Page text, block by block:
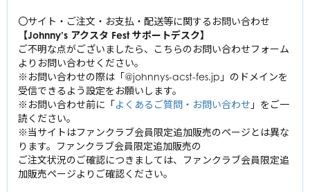
安田章大
大倉忠義
知念侑李
中島裕翔
有岡大貴
髙木雄也
伊野尾慧
薮宏太
Kis-My-Ft2
北山宏光
千賀健永
宮田俊哉
横尾渉
藤ヶ谷太輔
玉森裕太
二階堂高嗣
SexyZone
佐藤勝利
中島健人
菊池風磨
松島聡
A.B.C-Z
橋本良亮
戸塚祥太
河合郁人
五関晃一
塚田僚一
ジャニーズWEST
重岡大毅
桐山照史
中間淳太
神山智洋
King ＆ Prince
平野紫耀
永瀬廉
SixTONES
中山優馬
風間俊介
屋良朝幸
岡本圭人
ふぉ～ゆ～
福田悠太
〇サイト・ご注文・お支払・配送等に関するお問い合わせ
【Johnny’s アクスタ Fest サポートデスク】
ご不明な点がございましたら、こちらのお問い合わせフォーム
よりお問い合わせください。
※お問い合わせの際は「@johnnys-acst-fes.jp」のドメインを
受信できるよう設定をお願いします。
※お問い合わせ前に「よくあるご質問・お問い合わせ 」をご一
読ください。
※当サイトはファンクラブ会員限定追加販売のページとは異な
ります。ファンクラブ会員限定追加販売の
ご注文状況のご確認につきましては、ファンクラブ会員限定追
加販売ページよりご確認ください。